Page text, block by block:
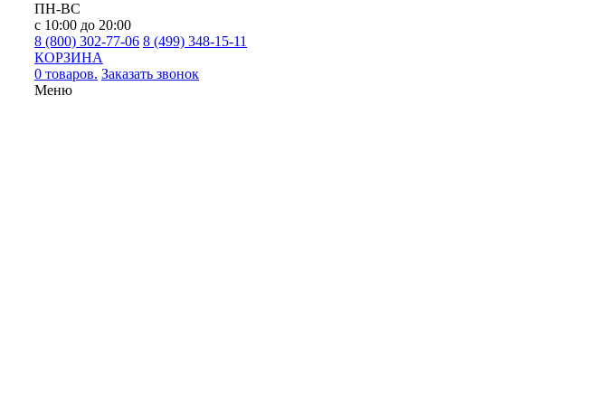
ПН-ВС
с 10:00 до 20:00
8 (800) 302-77-06 8 (499) 348-15-11
КОРЗИНА
0 товаров. Заказать звонок
Меню